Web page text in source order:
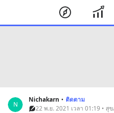
N
Nichakarn • ติดตาม
22 พ.ย. 2021 เวลา 01:19 • สุ